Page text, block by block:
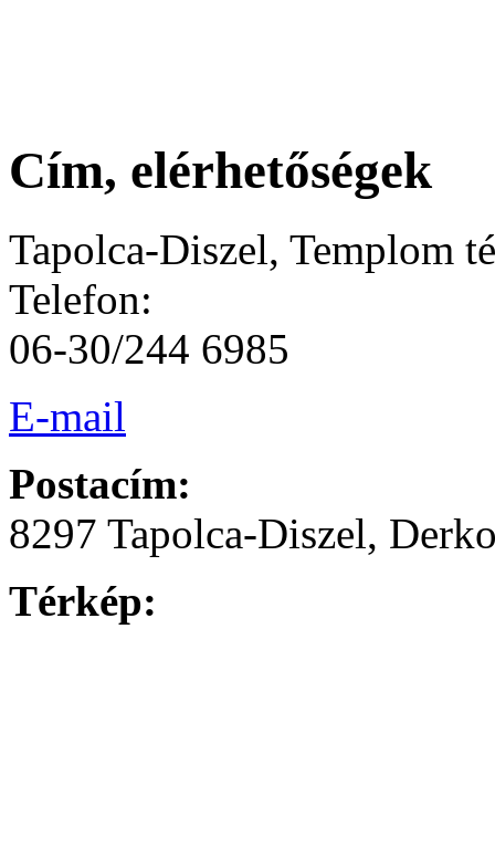
Cím, elérhetőségek
Tapolca-Diszel, Templom
Telefon:
06-30/244 6985
E-mail
Postacím:
8297 Tapolca-Diszel,
Térkép: